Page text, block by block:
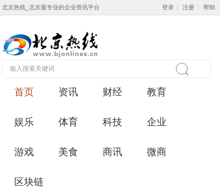
北京热线_北京最专业的企业资讯平台 登录 注册 帮助
首页 资讯 财经 教育
娱乐 体育 科技 企业
游戏 美食 商讯 微商
区块链